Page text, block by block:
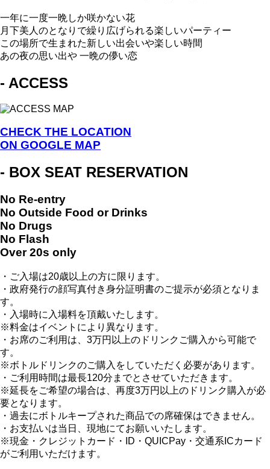
一年に一度一晩しか咲かない花
月下美人のとなりで繰り広げられる楽しいパーティー
この場所で生まれた新しい出会いや楽しい時間
あの夜の思い出や 一晩の儚い恋
- ACCESS
CHECK THE LOCATION
ON GOOGLE MAP
- BOX SEAT RESERVATION
No Re-entry
No Outside Food or Drinks
No Drugs
No Flash
Over 20s only
・ご入場は20歳以上の方に限ります。
・政府発行の顔写真付き身分証明書のご提示が必須となりま
す。
・入場時に入場料を頂戴いたします。
※料金はイベントにより異なります。
・お席のご利用は、3万円以上のドリンクご購入から可能で
す。
※ボトルドリンクのご購入をしていただく必要があります。
・ご利用時間は最長120分までとさせていただきます。
※延長をご希望の場合は、再度3万円以上のドリンク購入が必
要となります。
・過去にボトルキープされた商品での席確保はできません。
・お支払いは当日、現地にてお願いいたします。
※現金・クレジットカード・ID・QUICPay・交通系ICカード
がご利用いただけます。